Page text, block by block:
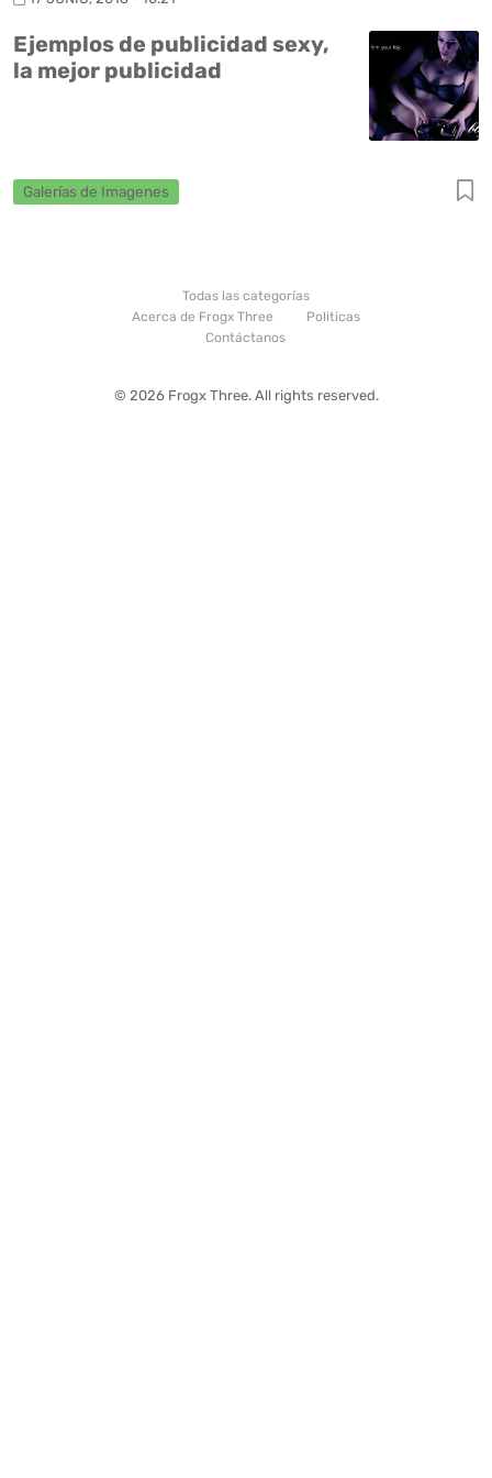
Ejemplos de publicidad sexy,
la mejor publicidad
Galerías de Imagenes
Todas las categorías
Acerca de Frogx Three
Politicas
Contáctanos
© 2026 Frogx Three. All rights reserved.